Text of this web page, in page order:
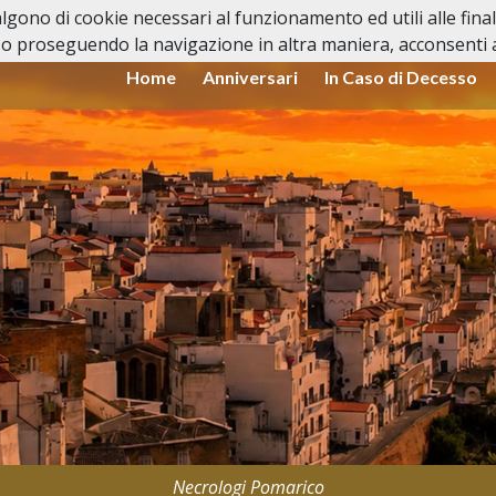
Home Anniversari In Caso di Decesso
Necrologi Pomarico
di cookie necessari al funzionamento ed utili alle
proseguendo la navigazione in altra maniera, acconsenti